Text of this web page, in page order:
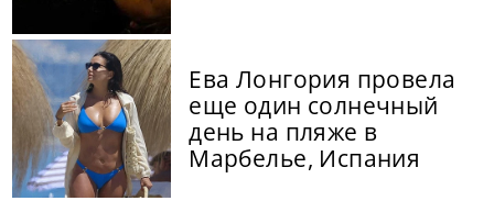
Ева Лонгория провела
еще один солнечный
день на пляже в
Марбелье, Испания